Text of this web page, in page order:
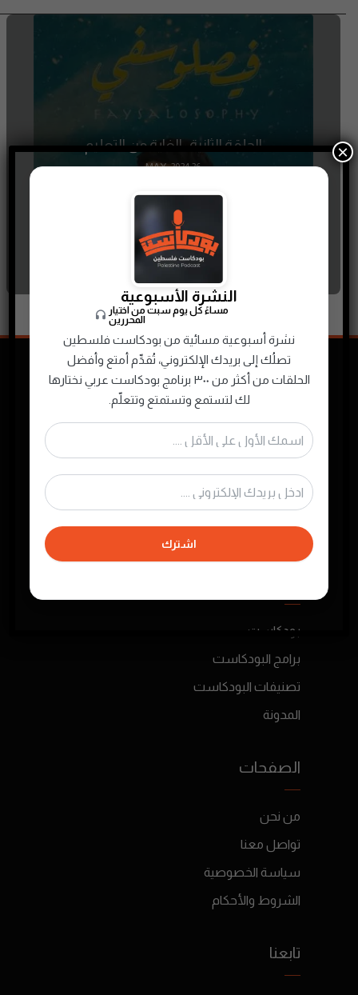
الحلقة الثانية : الغاية من التعليم
26 MAY، 2024
الصوتي الفلسطيني والعربي لتستمتع به في أي
وقت
بودكاست
برامج البودكاست
تصنيفات البودكاست
المدونة
الصفحات
من نحن
تواصل معنا
سياسة الخصوصية
الشروط والأحكام
تابعنا
النشرة الأسبوعية
مساءً كل يوم سبت من اختيار
المحررين
نشرة أسبوعية مسائية من بودكاست فلسطين
تصلُك إلى بريدك الإلكتروني، تُقدِّم أمتع وأفضل
الحلقات من أكثر من ٣٠٠ برنامج بودكاست عربي نختارها
لك لتستمع وتستمتع وتتعلّم.
اشترك
×